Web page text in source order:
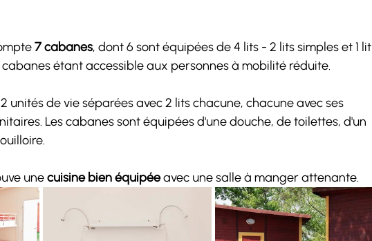
7 cabanes, dont 6 sont équipées de 4 lits - 2 lits simples et 1 lit
étant accessible aux personnes à mobilité réduite.
unités de vie séparées avec 2 lits chacune, chacune avec ses
Les cabanes sont équipées d'une douche, de toilettes, d'un
une cuisine bien équipée avec une salle à manger attenante.